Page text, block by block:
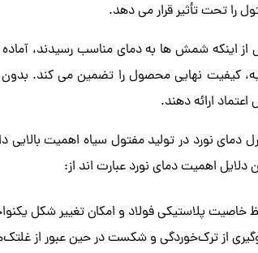
را تحت تأثیر قرار می دهد.
اینکه شمش ها به دمای مناسب رسیدند، آماده
کیفیت نهایی محصول را تضمین می کند. بدون
اعتماد ارائه دهند.
دمای نورد در تولید مفتول سیاه اهمیت
دلایل اهمیت دمای نورد عبارت اند از:
خاصیت پلاستیکی فولاد و امکان تغییر شکل
از ترک‌خوردگی و شکست در حین عبور از